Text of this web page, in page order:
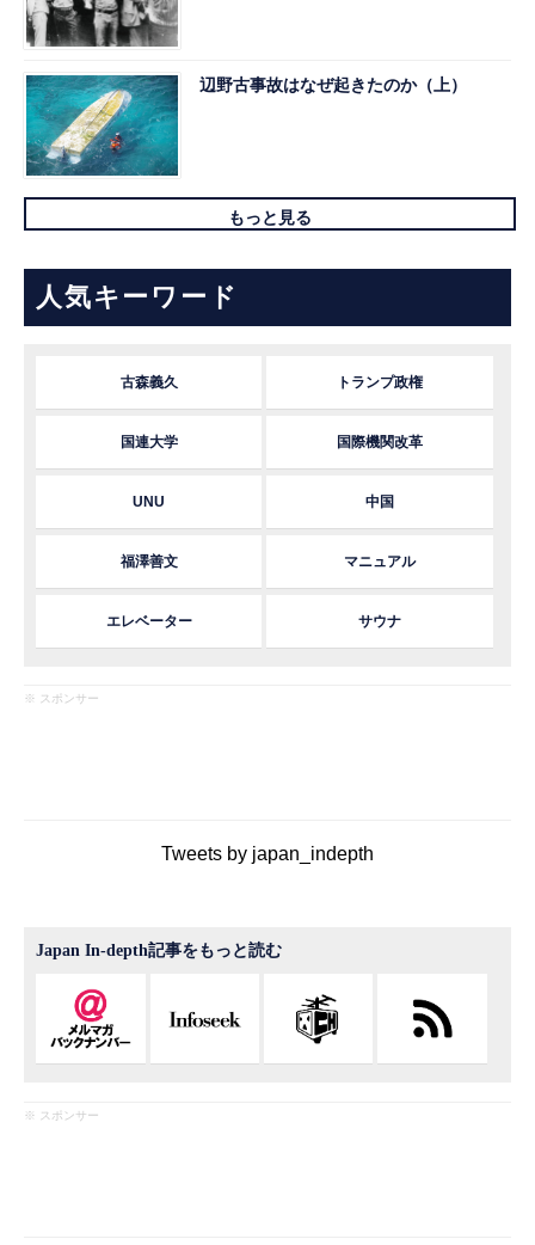
辺野古事故はなぜ起きたのか（上）
もっと見る
人気キーワード
古森義久 トランプ政権
国連大学 国際機関改革
UNU 中国
福澤善文 マニュアル
エレベーター サウナ
※ スポンサー
Tweets by japan_indepth
Japan In-depth記事をもっと読む
※ スポンサー